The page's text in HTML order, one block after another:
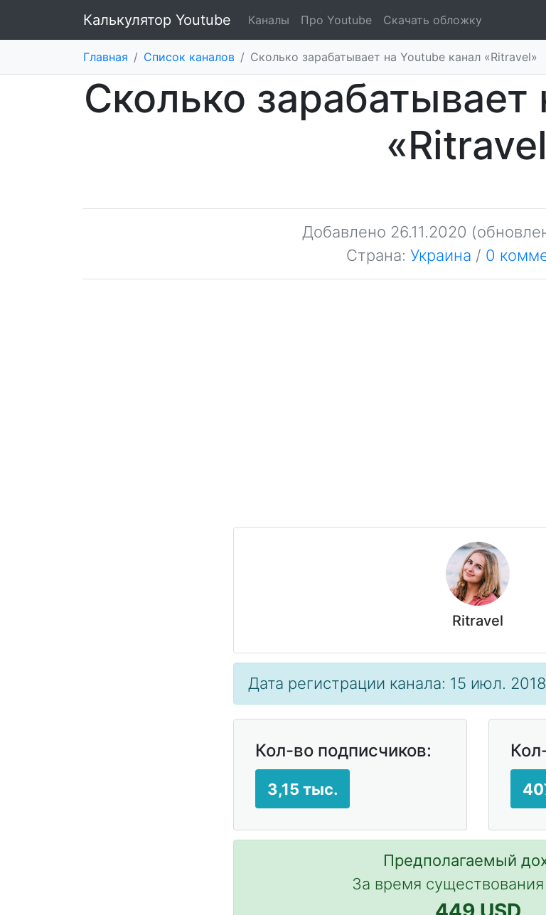
Калькулятор Youtube Каналы Про Youtube Скачать обложку
Главная / Список каналов / Сколько зарабатывает на Youtube канал «Ritravel»
Сколько зарабатывает
Добавлено 26.11.2020
Страна: Украина / 0
Ritravel
Дата регистрации канала: 15 июл. 2018
Кол-во подписчиков:
3,15 тыс.
Предполагаемый
За время существования